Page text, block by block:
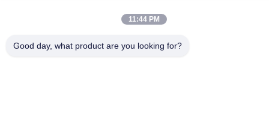
11:44 PM
Good day, what product are you looking for?